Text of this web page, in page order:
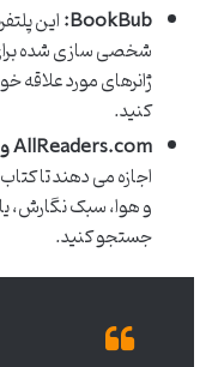
BookBub: این
شخصی سازی شده
ژانرهای مورد علاقه
کنید.
AllReaders.com و Whatbook:
اجازه می دهند تا
و هوا، سبک نگارش،
جستجو کنید.